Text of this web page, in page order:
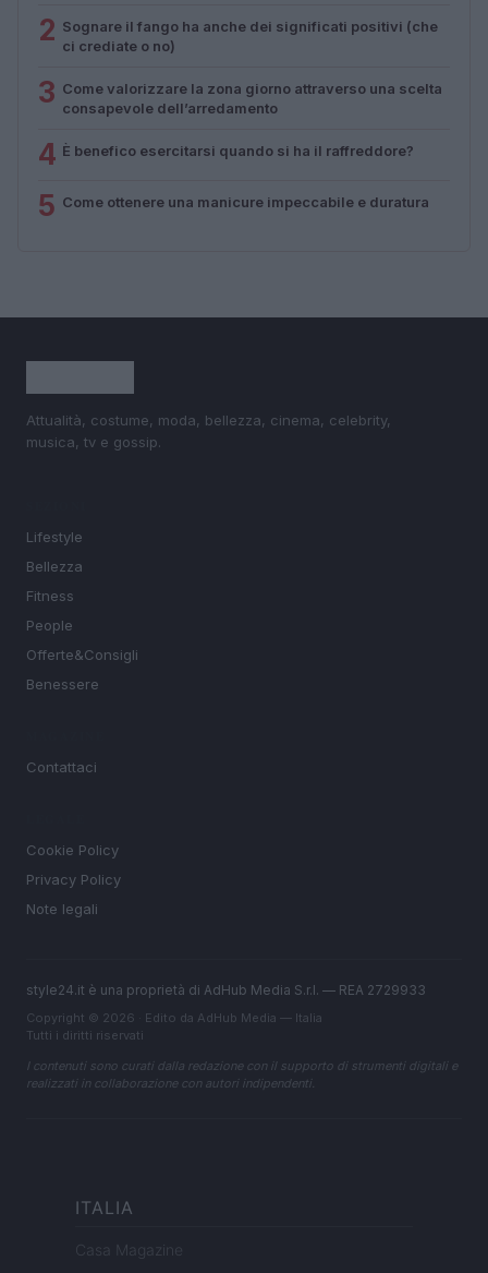
2 Sognare il fango ha anche dei significati positivi (che
ci crediate o no)
3 Come valorizzare la zona giorno attraverso una scelta
consapevole dell’arredamento
4 È benefico esercitarsi quando si ha il raffreddore?
5 Come ottenere una manicure impeccabile e duratura
Attualità, costume, moda, bellezza, cinema, celebrity,
musica, tv e gossip.
Lifestyle
Bellezza
Fitness
People
Offerte&Consigli
Benessere
Contattaci
Cookie Policy
Privacy Policy
Note legali
style24.it è una proprietà di AdHub Media S.r.l. — REA 2729933
Copyright © 2026 · Edito da AdHub Media — Italia
Tutti i diritti riservati
I contenuti sono curati dalla redazione con il supporto di strumenti digitali e
realizzati in collaborazione con autori indipendenti.
ITALIA
Casa Magazine